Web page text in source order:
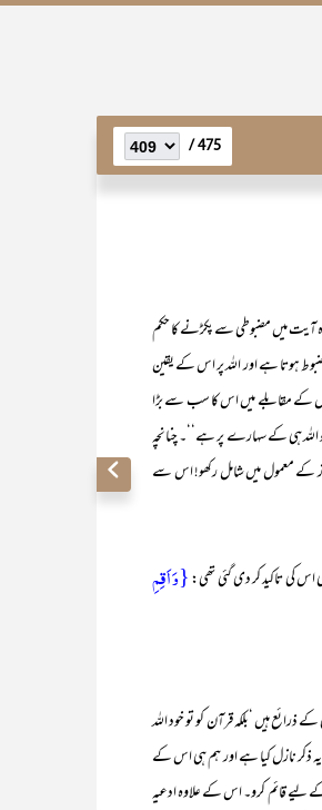
475 /
آیت میں مضبوطی سے پکڑنے کا حکم
ہوتا ہے اور اللہ پر اس کے یقین
کے مقابلے میں اس کا سب سے بڑا
ہی کے سہارے پر ہے‘‘۔ چنانچہ
کے معمول میں شامل رکھو! اس سے
اس کی تاکید کر دی گئی تھی:{وَ اَقِمِ
ہیں ‘بلکہ قرآن کو تو خود اللہ
یہ ذکر نازل کیا ہے اور ہم ہی اس کے
کہ نماز اللہ کے ذکر کے لیے قائم کرو۔ اس کے علاوہ ادعیہ